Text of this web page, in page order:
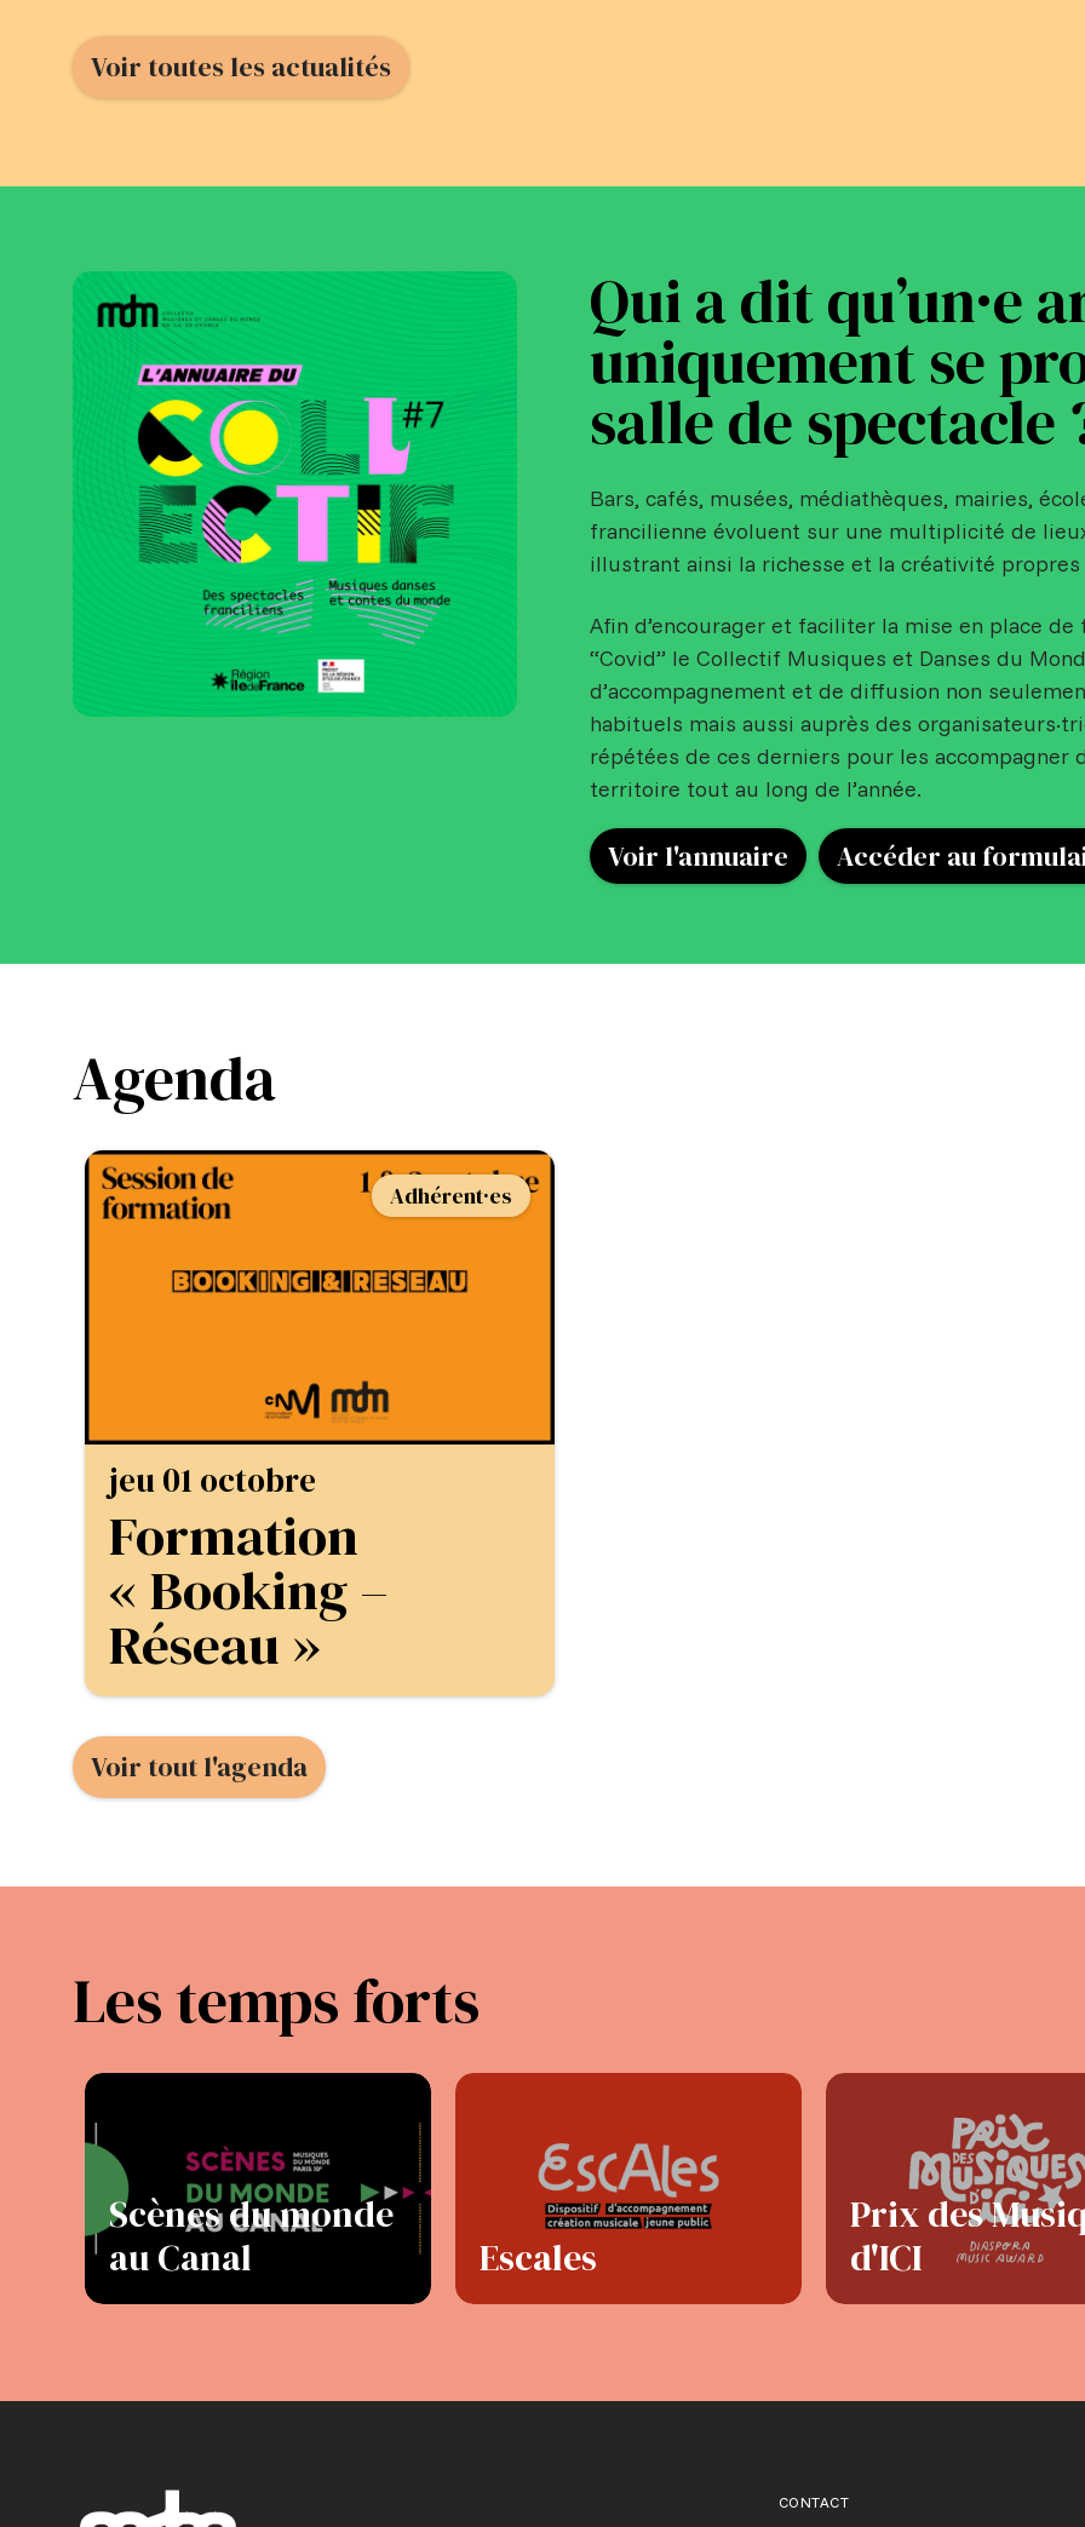
Voir toutes les actualités
Qui a dit qu’un·e
uniquement se
salle de spectacle
Bars, cafés, musées, médiathèques, mairies,
francilienne évoluent sur une multiplicité de
illustrant ainsi la richesse et la créativité
Afin d’encourager et faciliter la mise en place
“Covid” le Collectif Musiques et Danses du
d’accompagnement et de diffusion non
habituels mais aussi auprès des
répétées de ces derniers pour les accompagner
territoire tout au long de l’année.
Voir l'annuaire Accéder au
Agenda
Adhérent·es
jeu 01 octobre
Formation
« Booking –
Réseau »
Voir tout l'agenda
Les temps forts
Scènes du monde
au Canal
Escales
Prix des
d'ICI
CONTACT